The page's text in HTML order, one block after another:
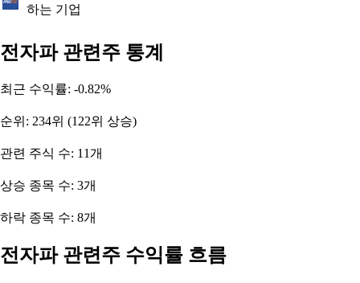
하는 기업
전자파 관련주 통계
최근 수익률: -0.82%
순위: 234위 (122위 상승)
관련 주식 수: 11개
상승 종목 수: 3개
하락 종목 수: 8개
전자파 관련주 수익률 흐름